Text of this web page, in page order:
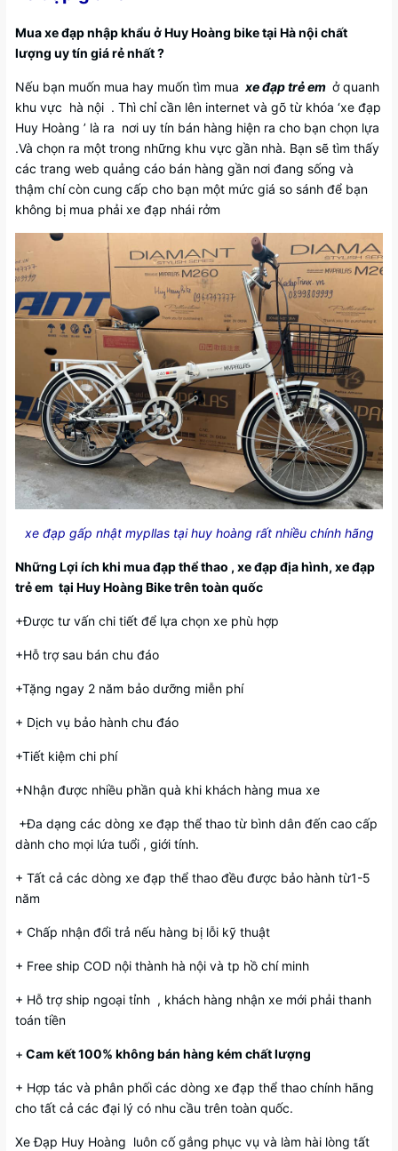
Mua xe đạp nhập khẩu ở Huy Hoàng bike tại Hà nội chất
lượng uy tín giá rẻ nhất ?
Nếu bạn muốn mua hay muốn tìm mua xe đạp trẻ em ở quanh
khu vực hà nội . Thì chỉ cần lên internet và gõ từ khóa ‘xe đạp
Huy Hoàng ’ là ra nơi uy tín bán hàng hiện ra cho bạn chọn lựa
.Và chọn ra một trong những khu vực gần nhà. Bạn sẽ tìm thấy
các trang web quảng cáo bán hàng gần nơi đang sống và
thậm chí còn cung cấp cho bạn một mức giá so sánh để bạn
không bị mua phải xe đạp nhái rởm
xe đạp gấp nhật mypllas tại huy hoàng rất nhiều chính hãng
Những Lợi ích khi mua đạp thể thao , xe đạp địa hình, xe đạp
trẻ em tại Huy Hoàng Bike trên toàn quốc
+Được tư vấn chi tiết để lựa chọn xe phù hợp
+Hỗ trợ sau bán chu đáo
+Tặng ngay 2 năm bảo dưỡng miễn phí
+ Dịch vụ bảo hành chu đáo
+Tiết kiệm chi phí
+Nhận được nhiều phần quà khi khách hàng mua xe
+Đa dạng các dòng xe đạp thể thao từ bình dân đến cao cấp
dành cho mọi lứa tuổi , giới tính.
+ Tất cả các dòng xe đạp thể thao đều được bảo hành từ1-5
năm
+ Chấp nhận đổi trả nếu hàng bị lỗi kỹ thuật
+ Free ship COD nội thành hà nội và tp hồ chí minh
+ Hỗ trợ ship ngoại tỉnh , khách hàng nhận xe mới phải thanh
toán tiền
+ Cam kết 100% không bán hàng kém chất lượng
+ Hợp tác và phân phối các dòng xe đạp thể thao chính hãng
cho tất cả các đại lý có nhu cầu trên toàn quốc.
Xe Đạp Huy Hoàng luôn cố gắng phục vụ và làm hài lòng tất